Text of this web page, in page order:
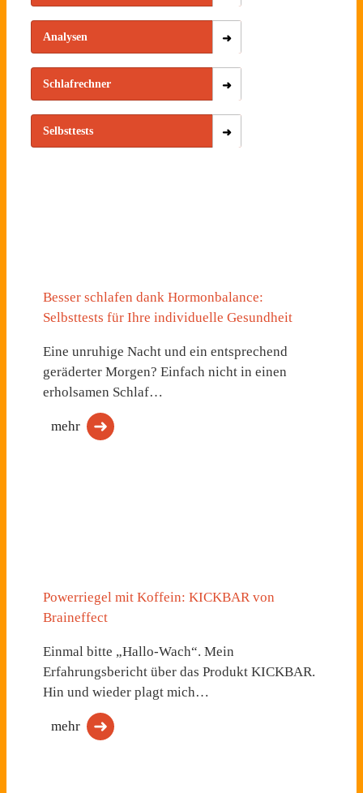
Analysen
Schlafrechner
Selbsttests
Besser schlafen dank Hormonbalance:
Selbsttests für Ihre individuelle Gesundheit
Eine unruhige Nacht und ein entsprechend
geräderter Morgen? Einfach nicht in einen
erholsamen Schlaf…
mehr
Powerriegel mit Koffein: KICKBAR von
Braineffect
Einmal bitte „Hallo-Wach“. Mein
Erfahrungsbericht über das Produkt KICKBAR.
Hin und wieder plagt mich…
mehr